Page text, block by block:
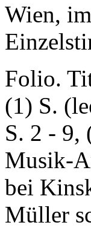
Wien,
Folio.
(1) S.
S. 2 - 9,
Musik-
bei
Müller